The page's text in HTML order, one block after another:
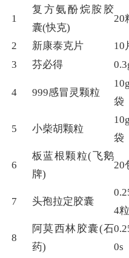
1
复方氨酚烷胺胶
囊(快克)
20
2 新康泰克片 10
3
芬必得
4 999感冒灵颗粒
袋
5 小柴胡颗粒
袋
6
板蓝根颗粒(飞鹅
牌)
20
7 头孢拉定胶囊
4粒
8
阿莫西林胶囊(石
药)
0s